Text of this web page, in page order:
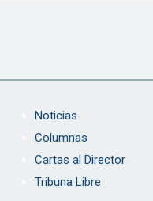
Noticias
Columnas
Cartas al Director
Tribuna Libre